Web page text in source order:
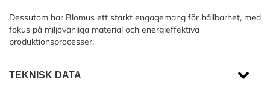
Dessutom har Blomus ett starkt engagemang för hållbarhet, med
fokus på miljövänliga material och energieffektiva
produktionsprocesser.
TEKNISK DATA